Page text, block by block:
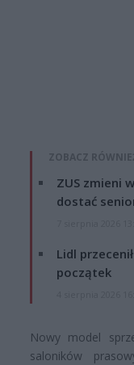
ZOBACZ
ZUS zmieni
dostać
Lidl
początek
Nowy model
saloników